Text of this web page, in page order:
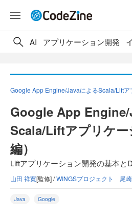
AI アプリケーション開発
Google App Engine/JavaによるScala/Liftア
Google App Engine/
Scala/Liftアプリケー
編）
Liftアプリケーション開発の基本と
山田 祥寛[監修] /WINGSプロジェクト 尾
Java Google